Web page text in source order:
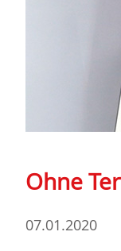
Ohne
07.01.2020